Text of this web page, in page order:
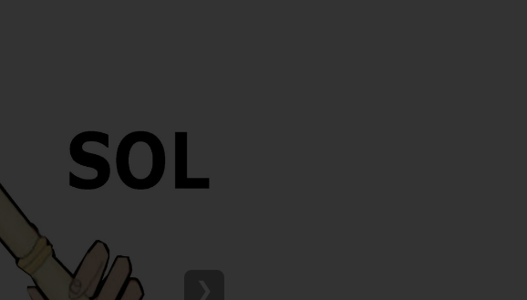
notas para flauta